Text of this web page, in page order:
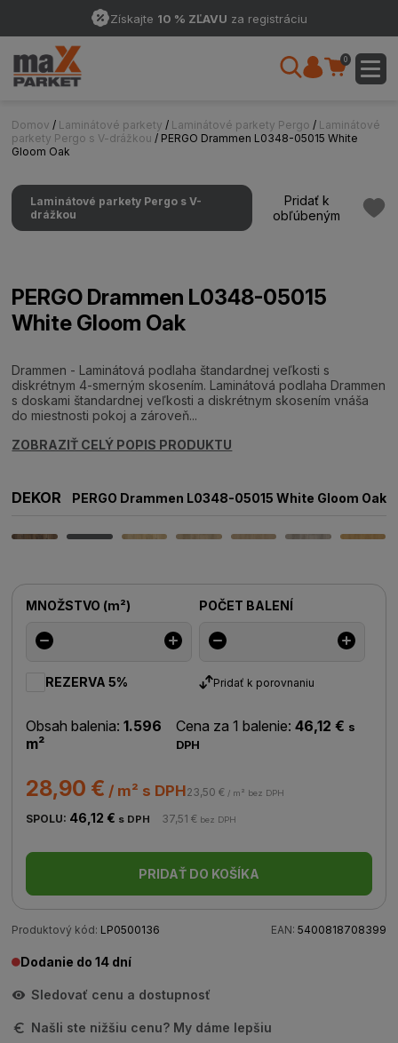
Získajte 10 % ZĽAVU za registráciu
0
Domov / Laminátové parkety / Laminátové parkety Pergo / Laminátové
parkety Pergo s V-drážkou / PERGO Drammen L0348-05015 White
Gloom Oak
Laminátové parkety Pergo s V-
drážkou
Pridať k
obľúbeným
PERGO Drammen L0348-05015
White Gloom Oak
Drammen - Laminátová podlaha štandardnej veľkosti s
diskrétnym 4-smerným skosením. Laminátová podlaha Drammen
s doskami štandardnej veľkosti a diskrétnym skosením vnáša
do miestnosti pokoj a zároveň...
ZOBRAZIŤ CELÝ POPIS PRODUKTU
DEKOR PERGO Drammen L0348-05015 White Gloom Oak
MNOŽSTVO (m²) POČET BALENÍ
REZERVA 5% Pridať k porovnaniu
Obsah balenia: 1.596
m²
Cena za 1 balenie: 46,12 € s
DPH
28,90 € / m² s DPH23,50 € / m² bez DPH
SPOLU: 46,12 € s DPH 37,51 € bez DPH
PRIDAŤ DO KOŠÍKA
Produktový kód: LP0500136 EAN: 5400818708399
Dodanie do 14 dní
Sledovať cenu a dostupnosť
Našli ste nižšiu cenu? My dáme lepšiu